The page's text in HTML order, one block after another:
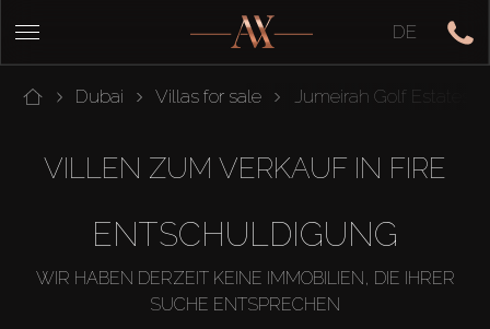
DE
Dubai Villas for sale Jumeirah Golf Estates
VILLEN ZUM VERKAUF IN FIRE
ENTSCHULDIGUNG
WIR HABEN DERZEIT KEINE IMMOBILIEN, DIE IHRER
SUCHE ENTSPRECHEN